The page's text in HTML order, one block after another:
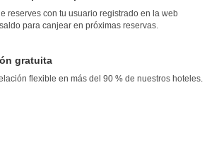
reserves con tu usuario registrado en la web
para canjear en próximas reservas.
gratuita
flexible en más del 90 % de nuestros hoteles.